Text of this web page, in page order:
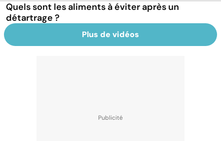
Quels sont les aliments à éviter après un
détartrage ?
Plus de vidéos